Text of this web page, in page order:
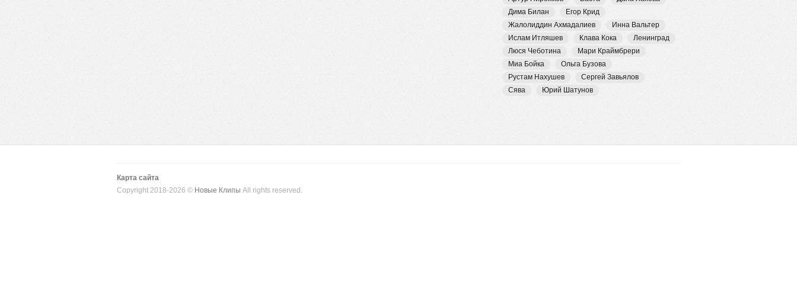
Дима Билан
Егор Крид
Жалолиддин Ахмадалиев
Инна Вальтер
Ислам Итляшев
Клава Кока
Ленинград
Люся Чеботина
Мари Краймбрери
Миа Бойка
Ольга Бузова
Рустам Нахушев
Сергей Завьялов
Сява
Юрий Шатунов
Карта сайта
Copyright 2018-2026 © Новые Клипы All rights reserved.